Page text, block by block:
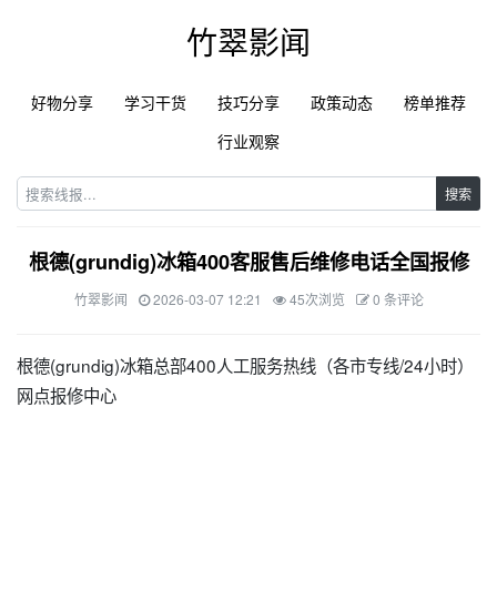
竹翠影闻
好物分享 学习干货 技巧分享 政策动态
榜单推荐
行业观察
搜索
根德(grundig)冰箱400客服售后维修电话全国报修
竹翠影闻 2026-03-07 12:21 45次浏览 0 条评论
根德(grundig)冰箱总部400人工服务热线（各市专线/24小时）
网点报修中心